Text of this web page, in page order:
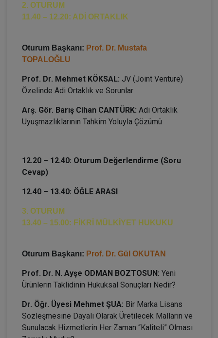
2. OTURUM
11.40 – 12.20: ADİ ORTAKLIK
Oturum Başkanı: Prof. Dr. Mustafa
TOPALOĞLU
Prof. Dr. Mehmet KÖKSAL: JV (Joint Venture)
Özelinde Adi Ortaklık ve Sorunlar
Arş. Gör. Barış Cihan CANTÜRK: Adi Ortaklık
Uyuşmazlıklarının Tahkim Yoluyla Çözümü
12.20 – 12.40: Oturum Değerlendirme (Soru
Cevap)
12.40 – 13.40: ÖĞLE ARASI
3. OTURUM
13.40 – 15.00: FİKRİ MÜLKİYET HUKUKU
Oturum Başkanı: Prof. Dr. Gül OKUTAN
Prof. Dr. N. Ayşe ODMAN BOZTOSUN: Yeni
Ürünlerin Taklidinin Hukuksal Sonuçları Nedir?
Dr. Öğr. Üyesi Mehmet ŞUA: Bir Marka Lisans
Sözleşmesine Dayalı Olarak Üretilecek Malların ve
Sunulacak Hizmetlerin Her Zaman “Kaliteli” Olması